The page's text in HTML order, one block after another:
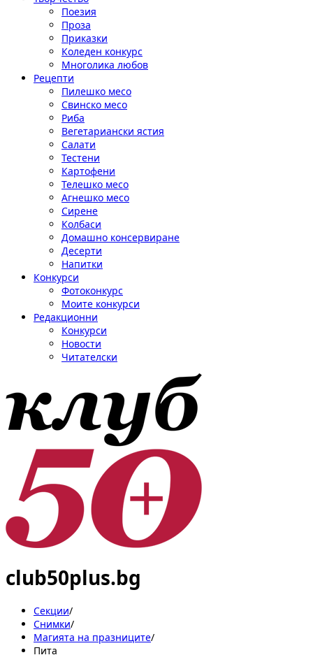
Поезия
Проза
Приказки
Коледен конкурс
Многолика любов
Рецепти
Пилешко месо
Свинско месо
Риба
Вегетариански ястия
Салати
Тестени
Картофени
Телешко месо
Агнешко месо
Сирене
Колбаси
Домашно консервиране
Десерти
Напитки
Конкурси
Фотоконкурс
Моите конкурси
Редакционни
Конкурси
Новости
Читателски
club50plus.bg
Секции/
Снимки/
Магията на празниците/
Пита